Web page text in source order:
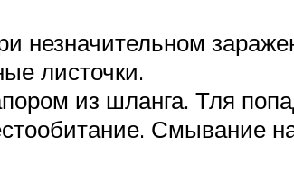
незначительном
листочки.
из шланга. Тля
Смывание